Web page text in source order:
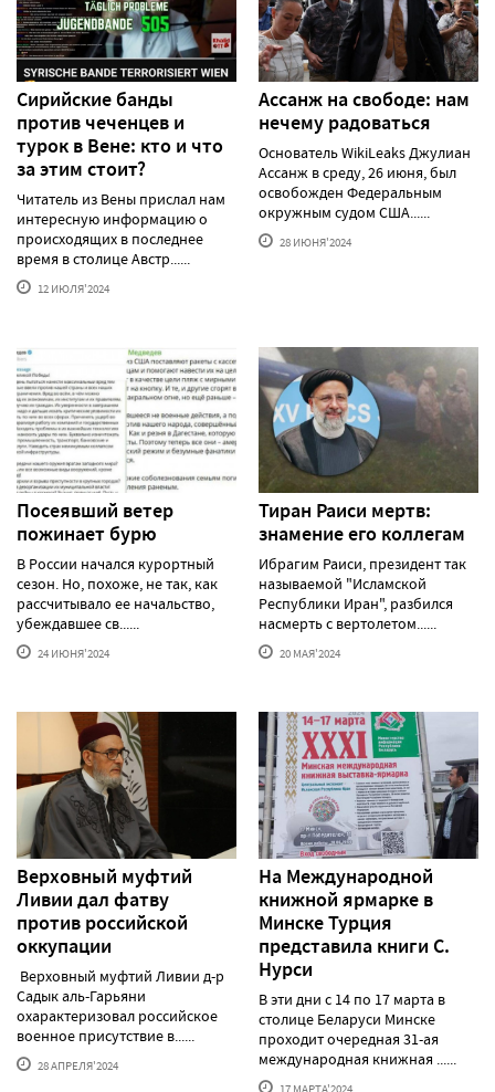
Сирийские банды
против чеченцев и
турок в Вене: кто и что
за этим стоит?
Читатель из Вены прислал нам
интересную информацию о
происходящих в последнее
время в столице Австр......
12 ИЮЛЯ'2024
Ассанж на свободе: нам
нечему радоваться
Основатель WikiLeaks Джулиан
Ассанж в среду, 26 июня, был
освобожден Федеральным
окружным судом США......
28 ИЮНЯ'2024
Посеявший ветер
пожинает бурю
В России начался курортный
сезон. Но, похоже, не так, как
рассчитывало ее начальство,
убеждавшее св......
24 ИЮНЯ'2024
Тиран Раиси мертв:
знамение его коллегам
Ибрагим Раиси, президент так
называемой "Исламской
Республики Иран", разбился
насмерть с вертолетом......
20 МАЯ'2024
Верховный муфтий
Ливии дал фатву
против российской
оккупации
Верховный муфтий Ливии д-р
Садык аль-Гарьяни
охарактеризовал российское
военное присутствие в......
28 АПРЕЛЯ'2024
На Международной
книжной ярмарке в
Минске Турция
представила книги С.
Нурси
В эти дни с 14 по 17 марта в
столице Беларуси Минске
проходит очередная 31-ая
международная книжная ......
17 МАРТА'2024